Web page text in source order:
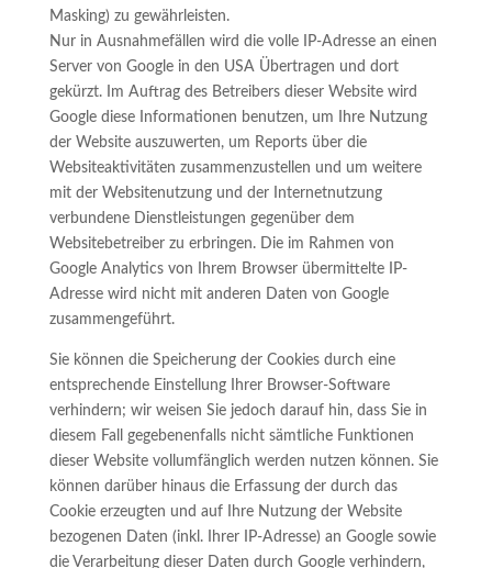
Masking) zu gewährleisten.
Nur in Ausnahmefällen wird die volle IP-Adresse an einen
Server von Google in den USA Übertragen und dort
gekürzt. Im Auftrag des Betreibers dieser Website wird
Google diese Informationen benutzen, um Ihre Nutzung
der Website auszuwerten, um Reports über die
Websiteaktivitäten zusammenzustellen und um weitere
mit der Websitenutzung und der Internetnutzung
verbundene Dienstleistungen gegenüber dem
Websitebetreiber zu erbringen. Die im Rahmen von
Google Analytics von Ihrem Browser übermittelte IP-
Adresse wird nicht mit anderen Daten von Google
zusammengeführt.
Sie können die Speicherung der Cookies durch eine
entsprechende Einstellung Ihrer Browser-Software
verhindern; wir weisen Sie jedoch darauf hin, dass Sie in
diesem Fall gegebenenfalls nicht sämtliche Funktionen
dieser Website vollumfänglich werden nutzen können. Sie
können darüber hinaus die Erfassung der durch das
Cookie erzeugten und auf Ihre Nutzung der Website
bezogenen Daten (inkl. Ihrer IP-Adresse) an Google sowie
die Verarbeitung dieser Daten durch Google verhindern,